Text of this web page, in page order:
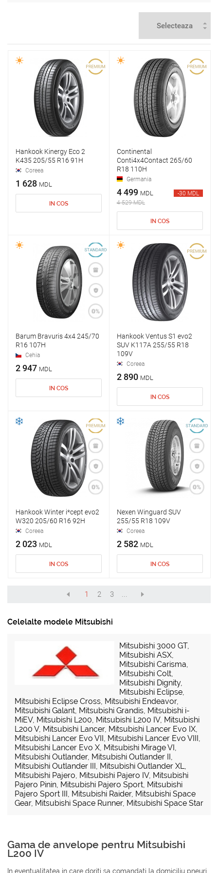
Hankook Kinergy Eco 2
K435 205/55 R16 91H
Coreea
1 628 MDL
IN COS
Continental
Conti4x4Contact 265/60
R18 110H
Germania
4 499 MDL
4 529 MDL
-30 MDL
IN COS
Barum Bravuris 4x4 245/70
R16 107H
Cehia
2 947 MDL
IN COS
Hankook Ventus S1 evo2
SUV K117A 255/55 R18
109V
Coreea
2 890 MDL
IN COS
Hankook Winter i*cept evo2
W320 205/60 R16 92H
Coreea
2 023 MDL
IN COS
Nexen Winguard SUV
255/55 R18 109V
Coreea
2 582 MDL
IN COS
1 2 3
Celelalte modele Mitsubishi
Mitsubishi 3000 GT,
Mitsubishi ASX,
Mitsubishi Carisma,
Mitsubishi Colt,
Mitsubishi Dignity,
Mitsubishi Eclipse,
Mitsubishi Eclipse Cross, Mitsubishi Endeavor,
Mitsubishi Galant, Mitsubishi Grandis, Mitsubishi i-
MiEV, Mitsubishi L200, Mitsubishi L200 IV, Mitsubishi
L200 V, Mitsubishi Lancer, Mitsubishi Lancer Evo IX,
Mitsubishi Lancer Evo VII, Mitsubishi Lancer Evo VIII,
Mitsubishi Lancer Evo X, Mitsubishi Mirage VI,
Mitsubishi Outlander, Mitsubishi Outlander II,
Mitsubishi Outlander III, Mitsubishi Outlander XL,
Mitsubishi Pajero, Mitsubishi Pajero IV, Mitsubishi
Pajero Pinin, Mitsubishi Pajero Sport, Mitsubishi
Pajero Sport III, Mitsubishi Raider, Mitsubishi Space
Gear, Mitsubishi Space Runner, Mitsubishi Space Star
Gama de anvelope pentru Mitsubishi
L200 IV
In eventualitatea in care doriti sa comandati la domiciliu pneuri